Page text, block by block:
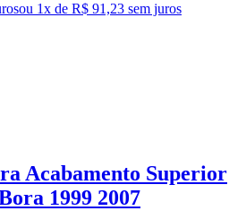
ou 1x de R$ 91,23 sem juros
Acabamento Superior
1999 2007